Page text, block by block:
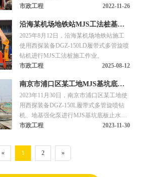
市政工程
2022-11-26
沿海某机场地铁站MJS工法桩基础
加固施工
2025年8月12日，沿海某机场地铁站施工
使用西探装备DGZ-150LD履带式多管旋喷
钻机进行MJS工法桩施工作业。
市政工程
2025-08-12
南京市浦口区某工地MJS基坑底板
止水桩施工
2023年11月30日，南京市浦口区某工地使
用西探装备DGZ-150L履带式多管旋喷钻
机、地基强化泵进行MJS基坑底板止水桩
施工作业。
市政工程 2023-11-30
« 1 2 »